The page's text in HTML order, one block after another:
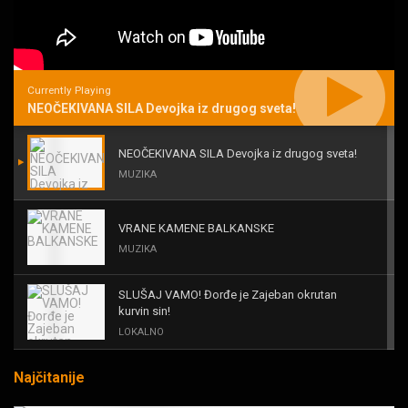
Currently Playing
NEOČEKIVANA SILA Devojka iz drugog sveta!
NEOČEKIVANA SILA Devojka iz drugog sveta!
MUZIKA
VRANE KAMENE BALKANSKE
MUZIKA
SLUŠAJ VAMO! Đorđe je Zajeban okrutan
kurvin sin!
LOKALNO
Najčitanije